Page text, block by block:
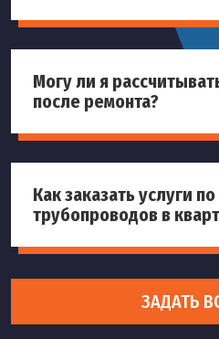
Могу ли я
после ремонта?
Как заказать услуги
трубопроводов в
ЗАДАТЬ